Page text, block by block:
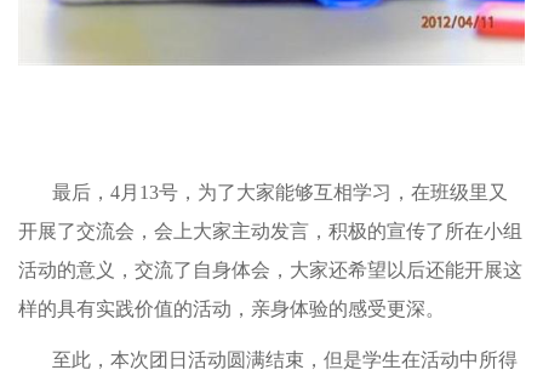
最后，4月 13号，为了大家能够互相学习，在班级里又
开展了交流会，会上大家主动发言，积极的宣传了所在小组
活动的意义，交流了自身体会，大家还希望以后还能开展这
样的具有实践价值的活动，亲身体验的感受更深。
至此，本次团日活动圆满结束，但是学生在活动中所得